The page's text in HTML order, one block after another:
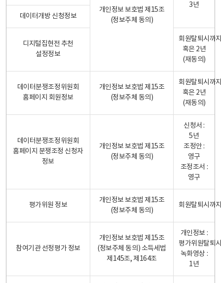
개인정보 보호법 제15조
(정보주체 동의)
3년
데이터개방 신청정보
디지털집현전 추천
설정정보
회원탈퇴시까
혹은 2년
(재동의)
데이터분쟁조정위원회
홈페이지 회원정보
개인정보 보호법 제15조
(정보주체 동의)
회원탈퇴시까
혹은 2년
(재동의)
데이터분쟁조정위원회
홈페이지 분쟁조정 신청자
정보
개인정보 보호법 제15조
(정보주체 동의)
신청서 :
5년
조정안 :
영구
조정조서 :
영구
평가위원 정보
개인정보 보호법 제15조
(정보주체 동의)
회원탈퇴시까
참여기관 선정평가 정보
개인정보 보호법 제15조
(정보주체 동의) 소득세법
제145조, 제164조
개인정보 :
평가위원탈퇴
녹화영상 :
1년